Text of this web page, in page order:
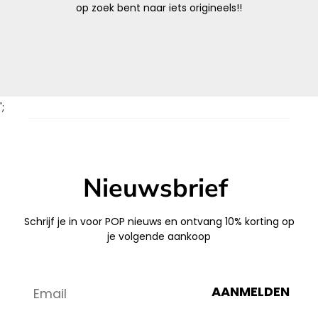
op zoek bent naar iets origineels!!
';
Nieuwsbrief
Schrijf je in voor POP nieuws en ontvang 10% korting op
je volgende aankoop
AANMELDEN